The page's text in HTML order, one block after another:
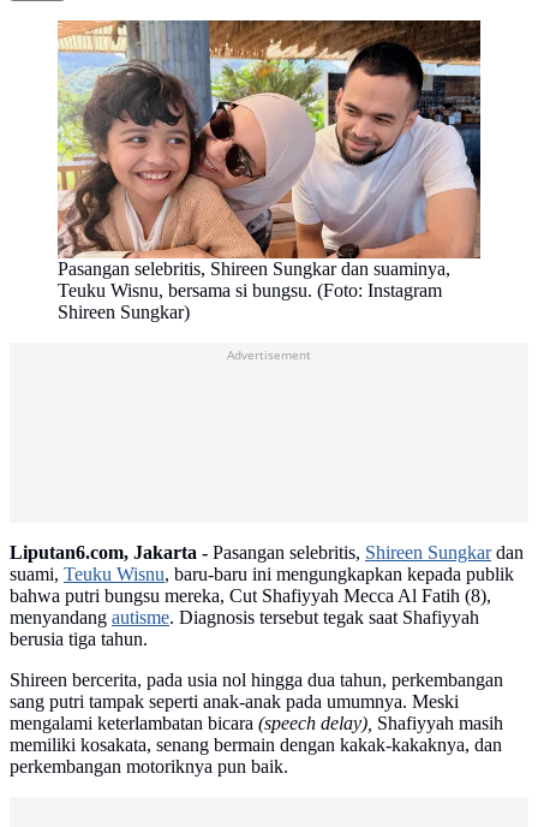
Pasangan selebritis, Shireen Sungkar dan suaminya,
Teuku Wisnu, bersama si bungsu. (Foto: Instagram
Shireen Sungkar)
Advertisement
Liputan6.com, Jakarta - Pasangan selebritis, Shireen Sungkardan
suami, Teuku Wisnu, baru-baru ini mengungkapkan kepada publik
bahwa putri bungsu mereka, Cut Shafiyyah Mecca Al Fatih (8),
menyandang autisme. Diagnosis tersebut tegak saat Shafiyyah
berusia tiga tahun.
Shireen bercerita, pada usia nol hingga dua tahun, perkembangan
sang putri tampak seperti anak-anak pada umumnya. Meski
mengalami keterlambatan bicara (speech delay), Shafiyyah masih
memiliki kosakata, senang bermain dengan kakak-kakaknya, dan
perkembangan motoriknya pun baik.